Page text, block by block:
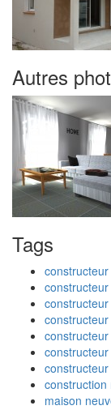
Autres
Tags
maison